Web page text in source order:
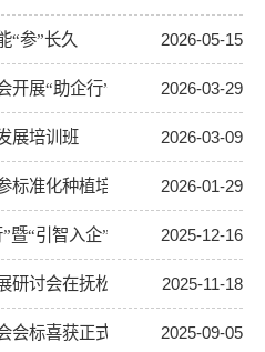
“参”长久 2026-05-15
开展“助企行”活动——精准赋能抚
2026-03-29
展培训班 2026-03-09
标准化种植培训班授课2026-01-29
暨“引智入企”助力农业企业发展活
2025-12-16
研讨会在抚松召开 2025-11-18
会标喜获正式登记 2025-09-05